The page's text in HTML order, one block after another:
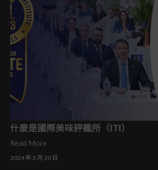
什麼是國際美味評鑑所（ITI）
Read More
2024 年 3 月 20 日